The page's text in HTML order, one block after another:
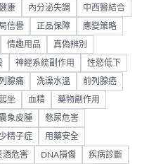
康 內分泌失調 中西醫結合
信譽 正品保障 應變策略
情趣用品 真偽辨別
神經系統副作用 性慾低下
腺痛 洗澡水溫 前列腺癌
坐 血精 藥物副作用
象皮腫 憋尿危害
精子症 用藥安全
酒危害 DNA損傷 疾病診斷